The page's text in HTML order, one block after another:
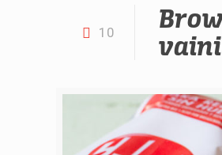
10